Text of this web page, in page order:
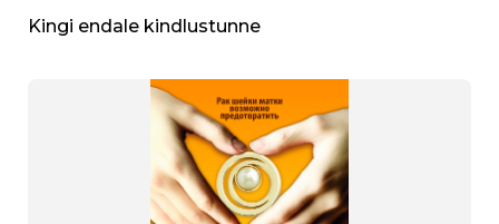
Kingi endale kindlustunne